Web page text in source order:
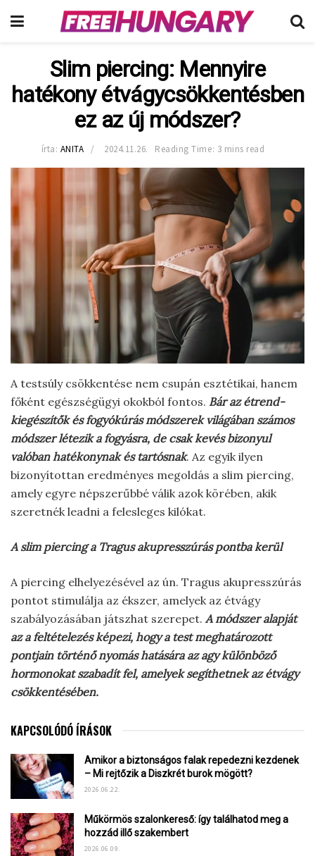
Slim piercing: Mennyire
hatékony étvágycsökkentésben
ez az új módszer?
írta: ANITA 2024.11.26. Reading Time: 3 mins read
A testsúly csökkentése nem csupán esztétikai, hanem
főként egészségügyi okokból fontos. Bár az étrend-
kiegészítők és fogyókúrás módszerek világában számos
módszer létezik a fogyásra, de csak kevés bizonyul
valóban hatékonynak és tartósnak. Az egyik ilyen
bizonyítottan eredményes megoldás a slim piercing,
amely egyre népszerűbbé válik azok körében, akik
szeretnék leadni a felesleges kilókat.
A slim piercing a Tragus akupresszúrás pontba kerül
A piercing elhelyezésével az ún. Tragus akupresszúrás
pontot stimulálja az ékszer, amelyek az étvágy
szabályozásában játszhat szerepet. A módszer alapját
az a feltételezés képezi, hogy a test meghatározott
pontjain történő nyomás hatására az agy különböző
hormonokat szabadít fel, amelyek segíthetnek az étvágy
csökkentésében.
KAPCSOLÓDÓ ÍRÁSOK
Amikor a biztonságos falak repedezni kezdenek
– Mi rejtőzik a Diszkrét burok mögött?
2026.06.22.
Műkörmös szalonkereső: így találhatod meg a
hozzád illő szakembert
2026.06.09.